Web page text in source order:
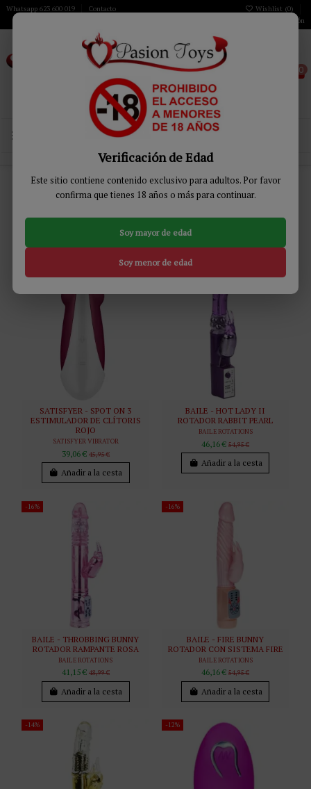
Verificación de Edad
Este sitio contiene contenido exclusivo para adultos. Por favor
confirma que tienes 18 años o más para continuar.
Soy mayor de edad
Soy menor de edad
Whatsapp 623 600 019 Contacto Wishlist (0)
Iniciar sesión
0
Inicio JUGUETES BIENESTAR Vibradores
Relevancia 24
-15%
SATISFYER - SPOT ON 3
ESTIMULADOR DE CLÍTORIS
ROJO
SATISFYER VIBRATOR
39,06 € 45,95 €
Añadir a la cesta
-16%
BAILE - HOT LADY II
ROTADOR RABBIT PEARL
BAILE ROTATIONS
46,16 €54,95 €
Añadir a la cesta
-16%
BAILE - THROBBING BUNNY
ROTADOR RAMPANTE ROSA
BAILE ROTATIONS
41,15 € 48,99 €
Añadir a la cesta
-16%
BAILE - FIRE BUNNY
ROTADOR CON SISTEMA FIRE
BAILE ROTATIONS
46,16 €54,95 €
Añadir a la cesta
-14% -12%